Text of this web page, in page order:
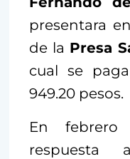
presentara
de la Presa
cual se
949.20 pesos.
En